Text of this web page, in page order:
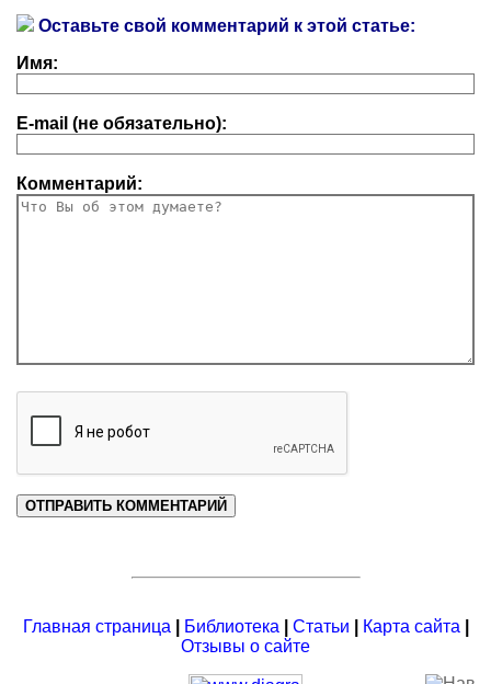
Оставьте свой комментарий к этой статье:
Имя:
E-mail (не обязательно):
Комментарий:
Главная страница Библиотека Статьи Карта сайта
Отзывы о сайте